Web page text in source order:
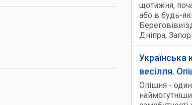
щотижня,
або в будь-
Дніпра,
Українська
весілля.
Опішня - один